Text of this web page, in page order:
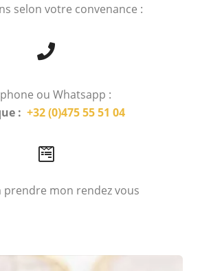
selon votre convenance :
ou Whatsapp :
: +32 (0)475 55 51 04
prendre mon rendez vous